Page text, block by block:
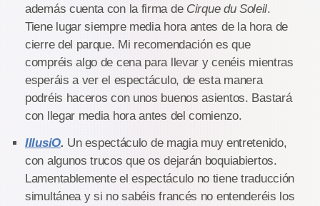
además cuenta con la firma de Cirque du Soleil.
Tiene lugar siempre media hora antes de la hora de
cierre del parque. Mi recomendación es que
compréis algo de cena para llevar y cenéis mientras
esperáis a ver el espectáculo, de esta manera
podréis haceros con unos buenos asientos. Bastará
con llegar media hora antes del comienzo.
IllusiO. Un espectáculo de magia muy entretenido,
con algunos trucos que os dejarán boquiabiertos.
Lamentablemente el espectáculo no tiene traducción
simultánea y si no sabéis francés no entenderéis los